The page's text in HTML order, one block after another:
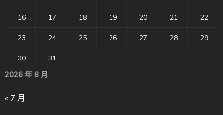
2026 年 8 月
16 17 18 19 20 21 22
23 24 25 26 27 28 29
30 31
« 7 月